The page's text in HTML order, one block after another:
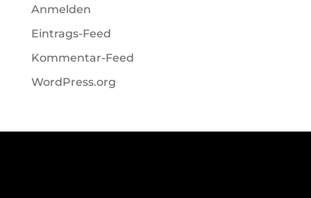
Anmelden
Eintrags-Feed
Kommentar-Feed
WordPress.org